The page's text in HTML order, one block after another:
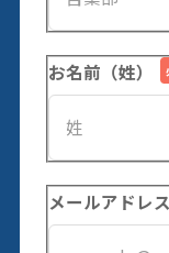
お名前（姓）
メールアドレス